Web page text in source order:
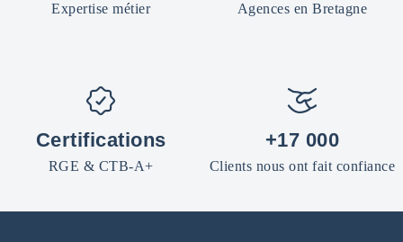
Expertise métier Agences en Bretagne
Certifications
RGE & CTB-A+
+17 000
Clients nous ont fait confiance